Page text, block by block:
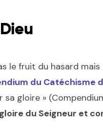
le fruit du hasard mais
du Catéchisme
gloire »
du Seigneur et